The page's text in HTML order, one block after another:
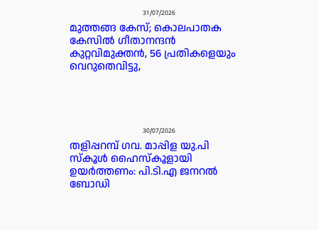
31/07/2026
മുത്തങ്ങ കേസ്; കൊലപാതക
കേസില്‍ ഗീതാനന്ദൻ
കുറ്റവിമുക്തന്‍, 56 പ്രതികളെയും
വെറുതെവിട്ടു,
30/07/2026
തളിപ്പറമ്പ് ഗവ. മാപ്പിള യു.പി
സ്കൂൾ ഹൈസ്കൂളായി
ഉയർത്തണം: പി.ടി.എ ജനറൽ
ബോഡി